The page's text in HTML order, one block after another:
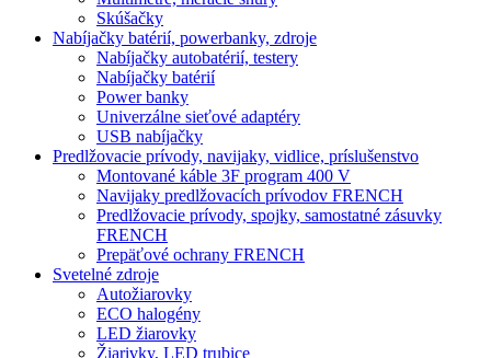
Skúšačky
Nabíjačky batérií, powerbanky, zdroje
Nabíjačky autobatérií, testery
Nabíjačky batérií
Power banky
Univerzálne sieťové adaptéry
USB nabíjačky
Predlžovacie prívody, navijaky, vidlice, príslušenstvo
Montované káble 3F program 400 V
Navijaky predlžovacích prívodov FRENCH
Predlžovacie prívody, spojky, samostatné zásuvky
FRENCH
Prepäťové ochrany FRENCH
Svetelné zdroje
Autožiarovky
ECO halogény
LED žiarovky
Žiarivky, LED trubice